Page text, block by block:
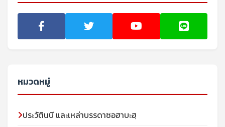
หมวดหมู่
ประวัตินบี และเหล่าบรรดาซอฮาบะฮฺ